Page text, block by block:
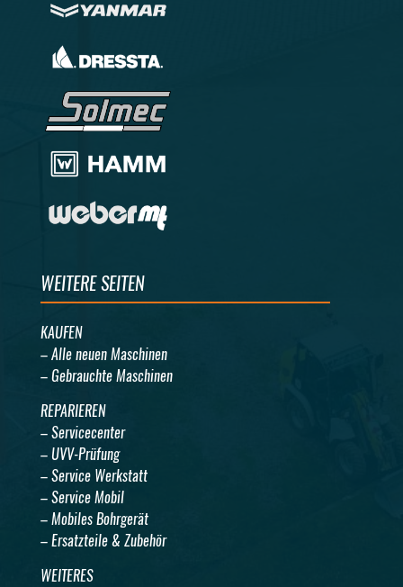
WEITERE SEITEN
KAUFEN
– Alle neuen Maschinen
– Gebrauchte Maschinen
REPARIEREN
– Servicecenter
– UVV-Prüfung
– Service Werkstatt
– Service Mobil
– Mobiles Bohrgerät
– Ersatzteile & Zubehör
WEITERES